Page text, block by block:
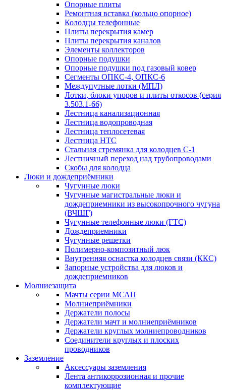
Опорные плиты
Ремонтная вставка (кольцо опорное)
Колодцы телефонные
Плиты перекрытия камер
Плиты перекрытия каналов
Элементы коллекторов
Опорные подушки
Опорные подушки под газовый ковер
Сегменты ОПКС-4, ОПКС-6
Междупутные лотки (МПЛ)
Лотки, блоки упоров и плиты откосов (серия
3.503.1-66)
Лестница канализационная
Лестница водопроводная
Лестница теплосетевая
Лестница НТС
Стальная стремянка для колодцев С-1
Лестничный переход над трубопроводами
Скобы для колодца
Люки и дождеприёмники
Чугунные люки
Чугунные магистральные люки и
дождеприемники из высокопрочного чугуна
(ВЧШГ)
Чугунные телефонные люки (ГТС)
Дождеприемники
Чугунные решетки
Полимерно-композитный люк
Внутренняя оснастка колодцев связи (ККС)
Запорные устройства для люков и
дождеприемников
Молниезащита
Мачты серии МСАП
Молниеприёмники
Держатели полосы
Держатели мачт и молниеприёмников
Держатели круглых молниепроводников
Cоединители круглых и плоских
проводников
Заземление
Аксессуары заземления
Лента антикоррозионная и прочие
комплектующие